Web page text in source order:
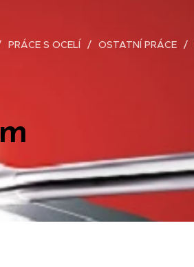
PRÁCE S OCELÍ OSTATNÍ PRÁCE